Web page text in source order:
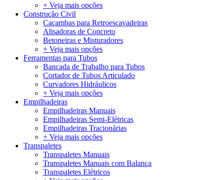
+ Veja mais opções
Construção Civil
Caçambas para Retroescavadeiras
Alisadoras de Concreto
Betoneiras e Misturadores
+ Veja mais opções
Ferramentas para Tubos
Bancada de Trabalho para Tubos
Cortador de Tubos Articulado
Curvadores Hidráulicos
+ Veja mais opções
Empilhadeiras
Empilhadeiras Manuais
Empilhadeiras Semi-Elétricas
Empilhadeiras Tracionárias
+ Veja mais opções
Transpaletes
Transpaletes Manuais
Transpaletes Manuais com Balança
Transpaletes Elétricos